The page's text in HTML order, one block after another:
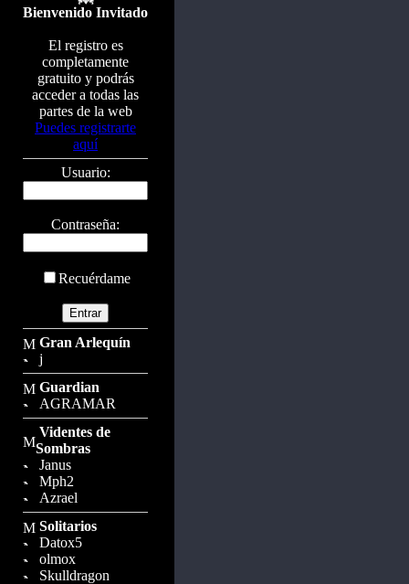
Bienvenido Invitado
El registro es
completamente
gratuito y podrás
acceder a todas las
partes de la web
Puedes registrarte
aquí
Usuario:
Contraseña:
Recuérdame
Gran Arlequín
j
Guardian
AGRAMAR
Videntes de
Sombras
Janus
Mph2
Azrael
Solitarios
Datox5
olmox
Skulldragon